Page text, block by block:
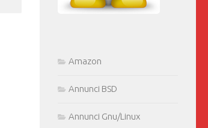
Amazon
Annunci BSD
Annunci Gnu/Linux